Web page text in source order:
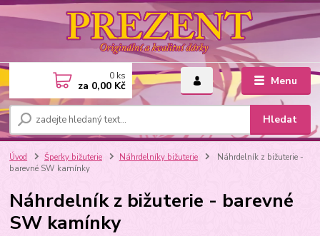
Menu
Hledat
0 ks
za 0,00 Kč
Úvod Šperky bižuterie Náhrdelníky bižuterie
Náhrdelník z bižuterie -
barevné SW kamínky
Náhrdelník z bižuterie - barevné
SW kamínky